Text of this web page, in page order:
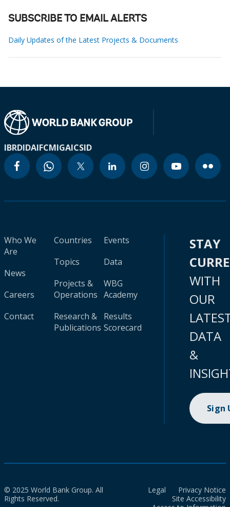
SUBSCRIBE TO EMAIL ALERTS
Daily Updates of the Latest Projects & Documents
IBRDIDAIFCMIGAICSID
Who We
Are
News
Careers
Contact
Countries
Topics
Projects &
Operations
Research &
Publications
Events
Data
WBG
Academy
Results
Scorecard
STAY
WITH
OUR
DATA
&
Sign
© 2025 World Bank Group. All
Rights Reserved.
Legal
Privacy Notice
Site Accessibility